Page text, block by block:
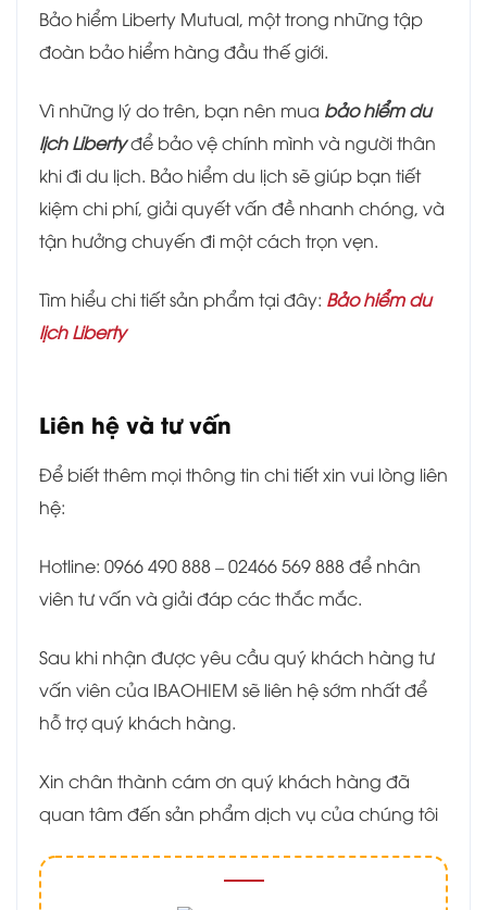
Bảo hiểm Liberty Mutual, một trong những tập
đoàn bảo hiểm hàng đầu thế giới.
Vì những lý do trên, bạn nên mua bảo hiểm du
lịch Libertyđể bảo vệ chính mình và người thân
khi đi du lịch. Bảo hiểm du lịch sẽ giúp bạn tiết
kiệm chi phí, giải quyết vấn đề nhanh chóng, và
tận hưởng chuyến đi một cách trọn vẹn.
Tìm hiểu chi tiết sản phẩm tại đây: Bảo hiểm du
lịch Liberty
Liên hệ và tư vấn
Để biết thêm mọi thông tin chi tiết xin vui lòng liên
hệ:
Hotline: 0966 490 888 – 02466 569 888 để nhân
viên tư vấn và giải đáp các thắc mắc.
Sau khi nhận được yêu cầu quý khách hàng tư
vấn viên của IBAOHIEM sẽ liên hệ sớm nhất để
hỗ trợ quý khách hàng.
Xin chân thành cám ơn quý khách hàng đã
quan tâm đến sản phẩm dịch vụ của chúng tôi